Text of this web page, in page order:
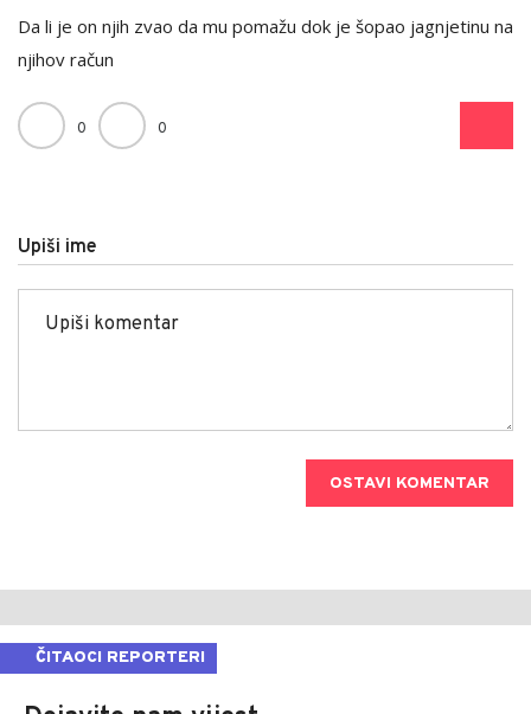
Da li je on njih zvao da mu pomažu dok je šopao jagnjetinu na
njihov račun
0 0
Upiši ime
OSTAVI KOMENTAR
ČITAOCI REPORTERI